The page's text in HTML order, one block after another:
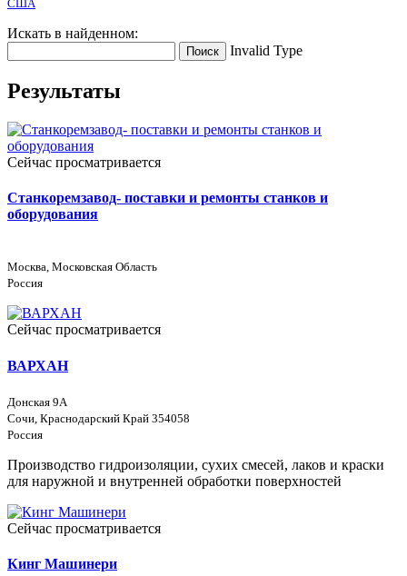
США
Искать в найденном:
Поиск Invalid Type
Результаты
Сейчас просматривается
Станкоремзавод- поставки и ремонты станков и
оборудования
Москва, Московская Область
Россия
Сейчас просматривается
ВАРХАН
Донская 9А
Сочи, Краснодарский Край 354058
Россия
Производство гидроизоляции, сухих смесей, лаков и краски
для наружной и внутренней обработки поверхностей
Сейчас просматривается
Кинг Машинери